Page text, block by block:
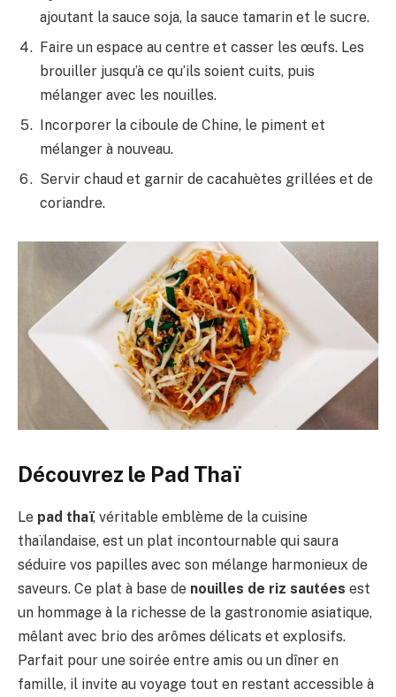
ajoutant la sauce soja, la sauce tamarin et le sucre.
Faire un espace au centre et casser les œufs. Les
brouiller jusqu’à ce qu’ils soient cuits, puis
mélanger avec les nouilles.
Incorporer la ciboule de Chine, le piment et
mélanger à nouveau.
Servir chaud et garnir de cacahuètes grillées et de
coriandre.
Découvrez le Pad Thaï
Le pad thaï, véritable emblème de la cuisine
thaïlandaise, est un plat incontournable qui saura
séduire vos papilles avec son mélange harmonieux de
saveurs. Ce plat à base de nouilles de riz sautées est
un hommage à la richesse de la gastronomie asiatique,
mêlant avec brio des arômes délicats et explosifs.
Parfait pour une soirée entre amis ou un dîner en
famille, il invite au voyage tout en restant accessible à